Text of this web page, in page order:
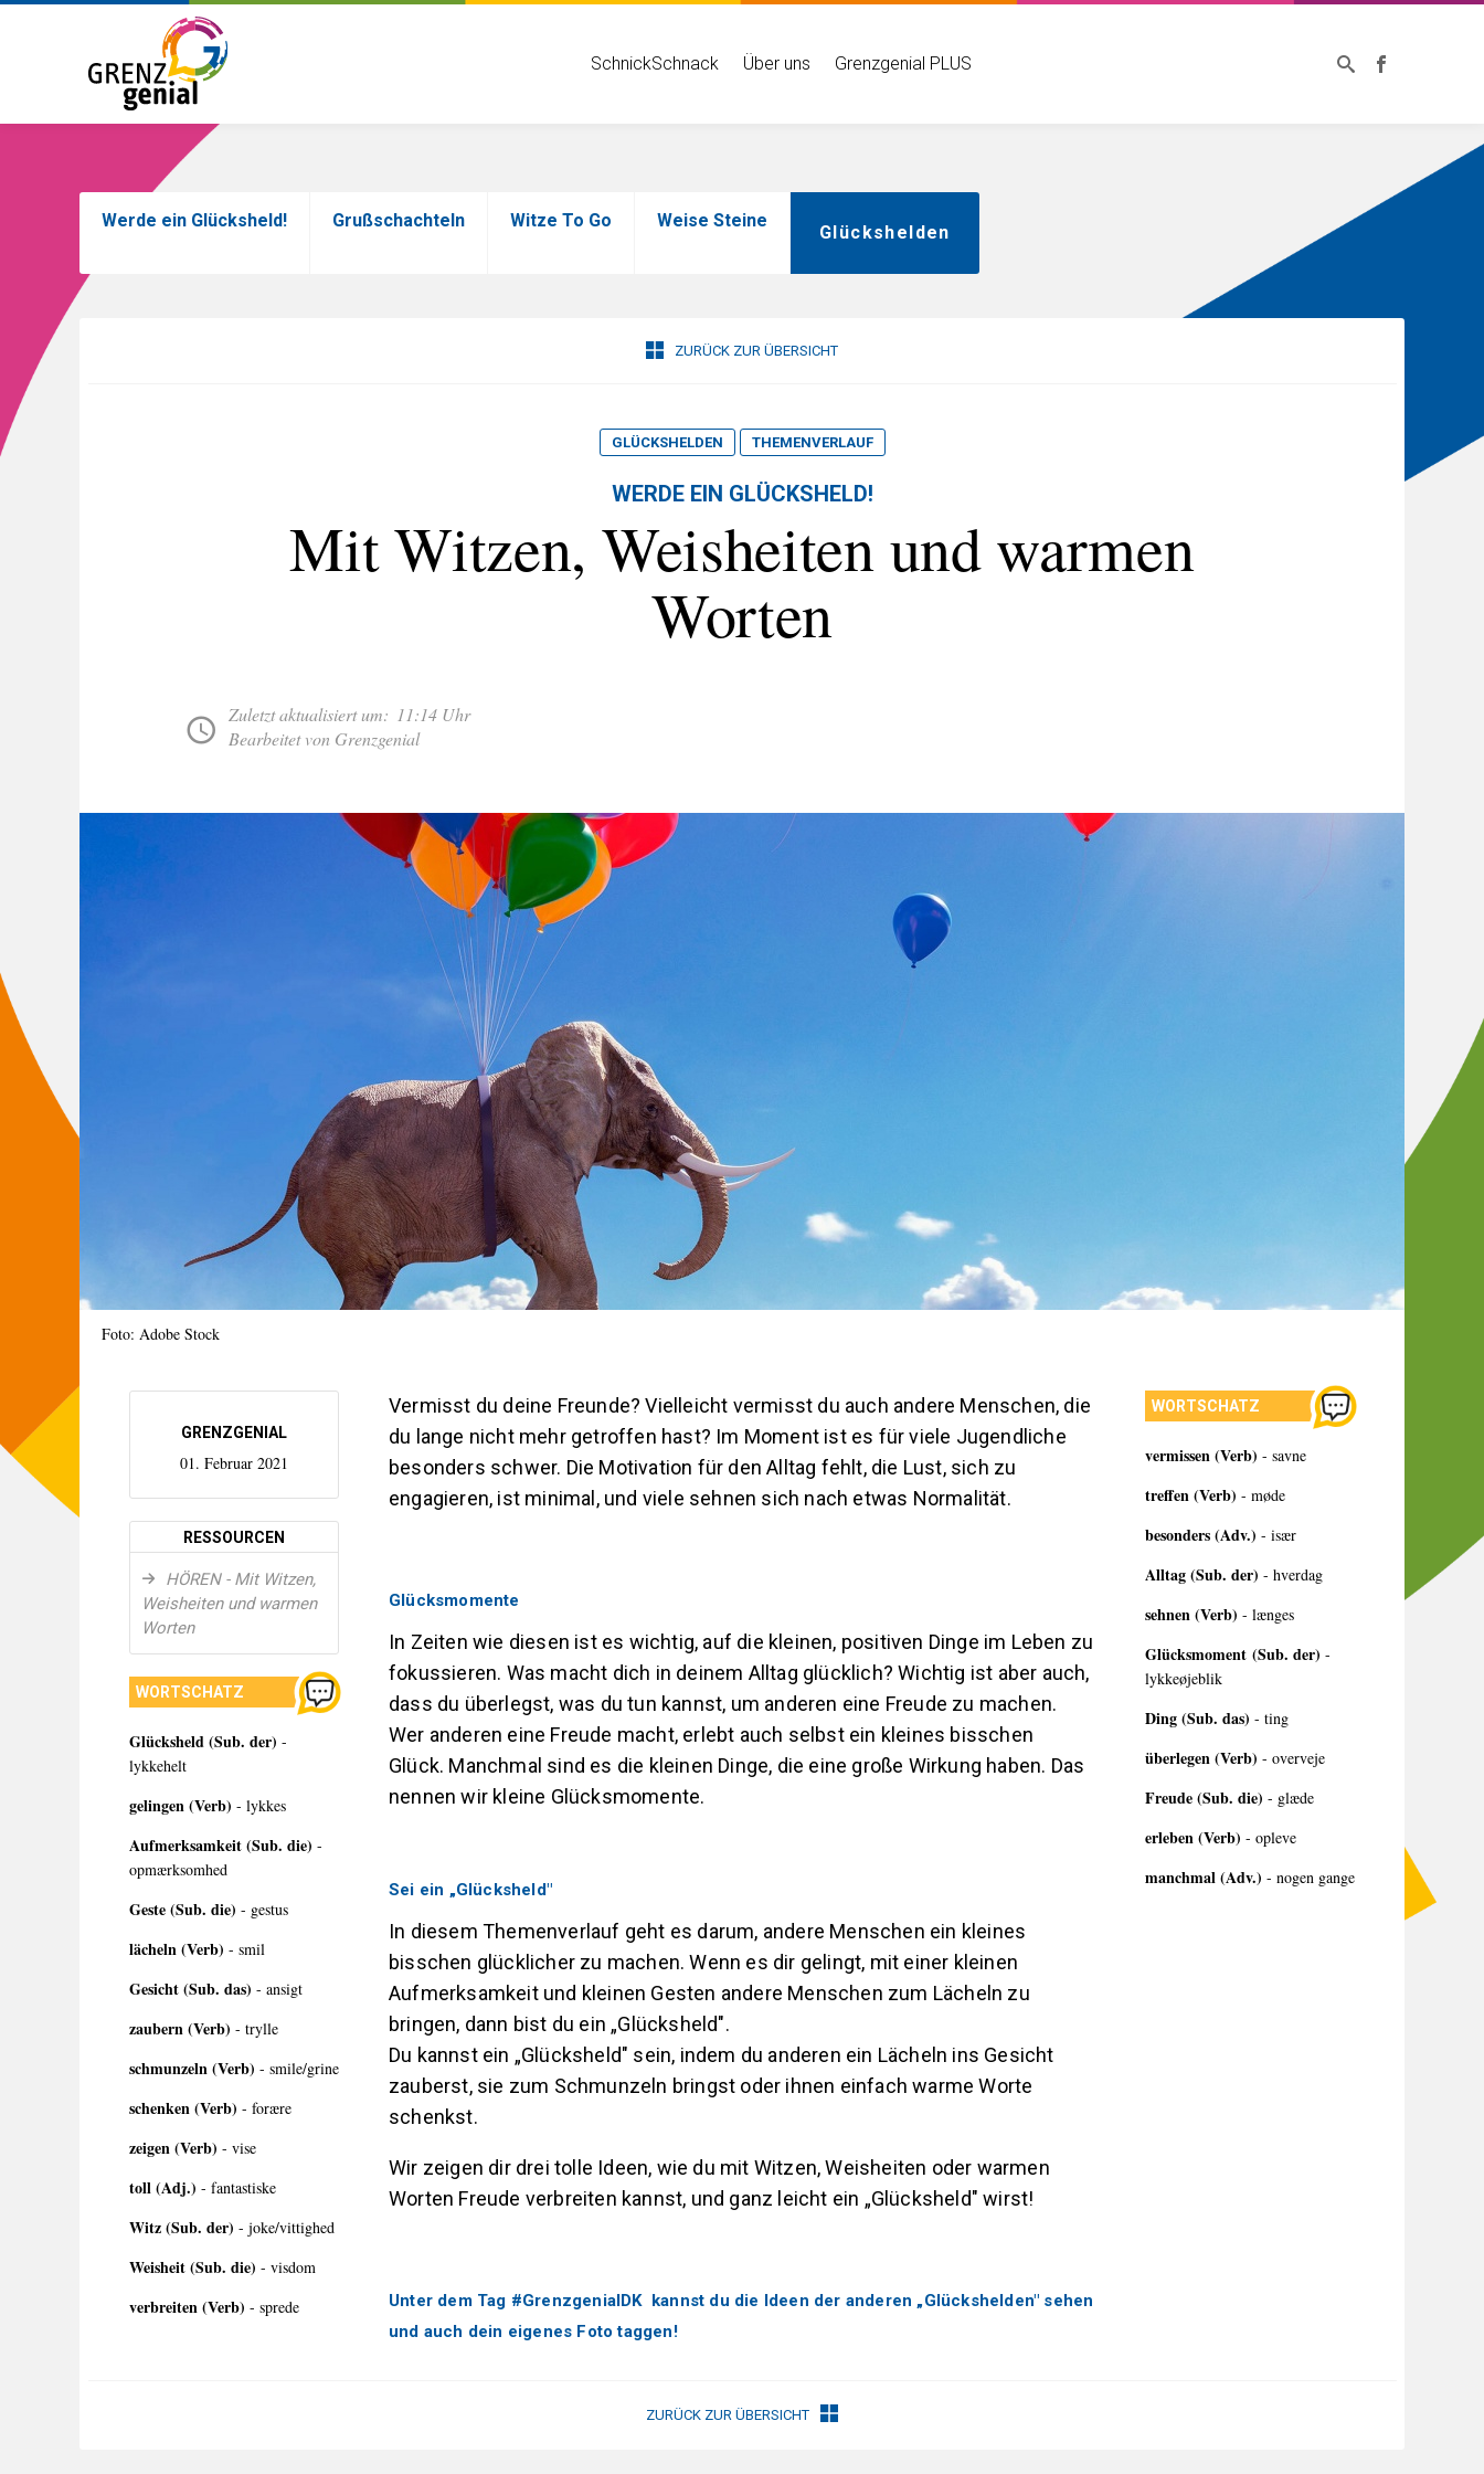
SchnickSchnack Über uns Grenzgenial PLUS
Glückshelden
Werde ein Glücksheld! Grußschachteln Witze To Go Weise Steine
ZURÜCK ZUR ÜBERSICHT
GLÜCKSHELDEN THEMENVERLAUF
WERDE EIN GLÜCKSHELD!
Mit Witzen, Weisheiten und warmen
Worten
Zuletzt aktualisiert um: 11:14 Uhr
Bearbeitet von Grenzgenial
Foto: Adobe Stock
GRENZGENIAL
01. Februar 2021
RESSOURCEN
HÖREN - Mit Witzen,
Weisheiten und warmen
Worten
WORTSCHATZ
Glücksheld (Sub. der) -
lykkehelt
gelingen (Verb) - lykkes
Aufmerksamkeit (Sub. die) -
opmærksomhed
Geste (Sub. die) - gestus
lächeln (Verb) - smil
Gesicht (Sub. das) - ansigt
zaubern (Verb) - trylle
schmunzeln (Verb) - smile/grine
schenken (Verb) - forære
zeigen (Verb) - vise
toll (Adj.) - fantastiske
Witz (Sub. der) - joke/vittighed
Weisheit (Sub. die) - visdom
verbreiten (Verb) - sprede
Vermisst du deine Freunde? Vielleicht vermisst du auch andere Menschen, die
du lange nicht mehr getroffen hast? Im Moment ist es für viele Jugendliche
besonders schwer. Die Motivation für den Alltag fehlt, die Lust, sich zu
engagieren, ist minimal, und viele sehnen sich nach etwas Normalität.
Glücksmomente
In Zeiten wie diesen ist es wichtig, auf die kleinen, positiven Dinge im Leben zu
fokussieren. Was macht dich in deinem Alltag glücklich? Wichtig ist aber auch,
dass du überlegst, was du tun kannst, um anderen eine Freude zu machen.
Wer anderen eine Freude macht, erlebt auch selbst ein kleines bisschen
Glück. Manchmal sind es die kleinen Dinge, die eine große Wirkung haben. Das
nennen wir kleine Glücksmomente.
Sei ein „Glücksheld"
In diesem Themenverlauf geht es darum, andere Menschen ein kleines
bisschen glücklicher zu machen. Wenn es dir gelingt, mit einer kleinen
Aufmerksamkeit und kleinen Gesten andere Menschen zum Lächeln zu
bringen, dann bist du ein „Glücksheld".
Du kannst ein „Glücksheld" sein, indem du anderen ein Lächeln ins Gesicht
zauberst, sie zum Schmunzeln bringst oder ihnen einfach warme Worte
schenkst.
Wir zeigen dir drei tolle Ideen, wie du mit Witzen, Weisheiten oder warmen
Worten Freude verbreiten kannst, und ganz leicht ein „Glücksheld" wirst!
Unter dem Tag #GrenzgenialDK kannst du die Ideen der anderen „Glückshelden" sehen
und auch dein eigenes Foto taggen!
WORTSCHATZ
vermissen (Verb) - savne
treffen (Verb) - møde
besonders (Adv.) - især
Alltag (Sub. der) - hverdag
sehnen (Verb) - længes
Glücksmoment (Sub. der) -
lykkeøjeblik
Ding (Sub. das) - ting
überlegen (Verb) - overveje
Freude (Sub. die) - glæde
erleben (Verb) - opleve
manchmal (Adv.) - nogen gange
ZURÜCK ZUR ÜBERSICHT